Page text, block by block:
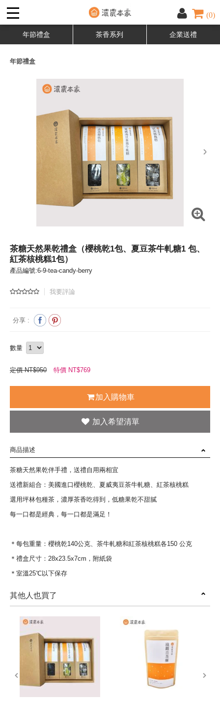
(0)
年節禮盒 茶香系列 企業送禮
年節禮盒
next
茶糖天然果乾禮盒（櫻桃乾1包、夏豆茶牛軋糖1 包、
紅茶核桃糕1包）
產品編號:6-9-tea-candy-berry
我要評論
分享 :
數量
定價 NT$950 特價 NT$769
加入購物車
商品描述
茶糖天然果乾伴手禮，送禮自用兩相宜
送禮新組合：美國進口櫻桃乾、夏威夷豆茶牛軋糖、紅茶核桃糕
選用坪林包種茶，濃厚茶香吃得到，低糖果乾不甜膩
每一口都是經典，每一口都是滿足！
＊每包重量：櫻桃乾140公克、茶牛軋糖和紅茶核桃糕各150 公克
＊禮盒尺寸：28x23.5x7cm，附紙袋
＊室溫25℃以下保存
其他人也買了